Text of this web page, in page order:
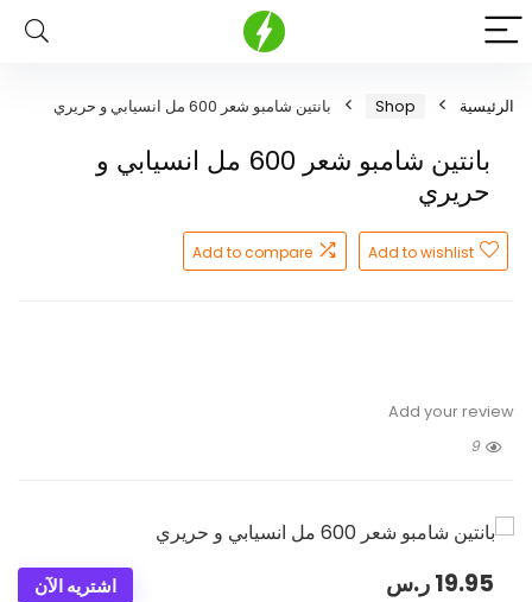
الرئيسية Shop بانتين شامبو شعر 600 مل انسيابي و حريري
بانتين شامبو شعر 600 مل انسيابي و
حريري
Add to wishlist
Add to compare
Add your review
9
اشتريه الآن 19.95ر.س